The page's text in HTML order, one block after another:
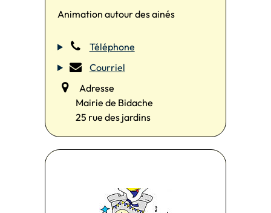
Animation autour des ainés
Téléphone
Courriel
Adresse
Mairie de Bidache
25 rue des jardins